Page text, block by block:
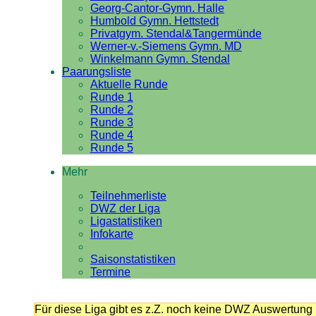
Georg-Cantor-Gymn. Halle
Humbold Gymn. Hettstedt
Privatgym. Stendal&Tangermünde
Werner-v.-Siemens Gymn. MD
Winkelmann Gymn. Stendal
Paarungsliste
Aktuelle Runde
Runde 1
Runde 2
Runde 3
Runde 4
Runde 5
Mehr
Teilnehmerliste
DWZ der Liga
Ligastatistiken
Infokarte
Saisonstatistiken
Termine
Für diese Liga gibt es z.Z. noch keine DWZ Auswertung